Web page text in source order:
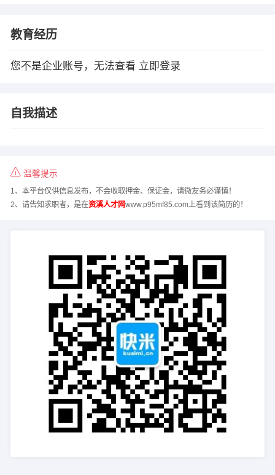
教育经历
您不是企业账号，无法查看 立即登录
自我描述
温馨提示
1、本平台仅供信息发布，不会收取押金、保证金，请微友务必谨慎！
2、请告知求职者，是在资溪人才网www.p95mf85.com上看到该简历的！